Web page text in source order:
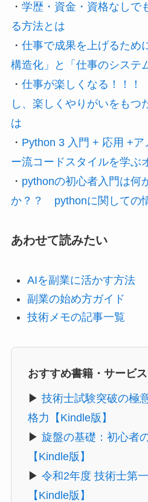
・ 学歴・資金・資格なしで
る方法とは
・ 仕事で成果を上げるため
構造化」と「仕事のシステ
・ 仕事が楽しくなる！！
し、楽しくやりがいをもつ
は
・ Python 3 入門 + 応用 +
ー流コードスタイルを学ぶ
・ pythonの初心者入門は何
か？？ pythonに関しての
あわせて読みたい
AIを副業に活かす方法
副業の始め方ガイド
技術メモの記事一覧
おすすめ書籍・サービス
▶ 技術士試験突破の極
格力【Kindle版】
▶ 旋盤の基礎：初心者
【Kindle版】
▶ 令和2年度 技術士第
【Kindle版】